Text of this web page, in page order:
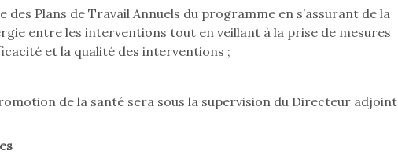
Plans de Travail Annuels du programme en s’assurant de la
entre les interventions tout en veillant à la prise de mesures
et la qualité des interventions ;
de la santé sera sous la supervision du Directeur adjoint